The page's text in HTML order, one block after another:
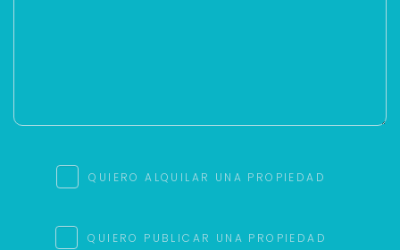
QUIERO ALQUILAR UNA PROPIEDAD
QUIERO PUBLICAR UNA PROPIEDAD
No compartimos tu información ni enviamos spam.
Continuar por WhatsApp